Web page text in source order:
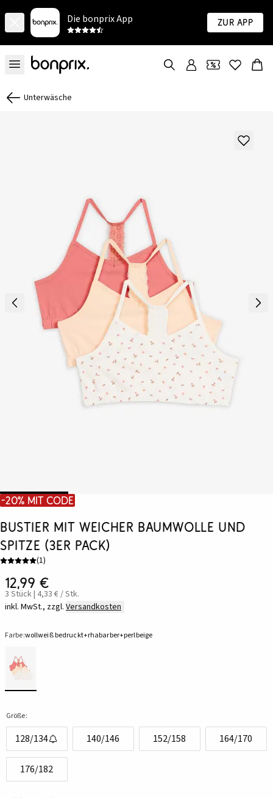
Die bonprix App Zur App
Unterwäsche
-20% mit Code
Bustier mit weicher Baumwolle und
Spitze (3er Pack)
(1)
12,99 €
3 Stück | 4,33 € / Stk.
inkl. MwSt., zzgl. Versandkosten
Farbe:wollweiß bedruckt+rhabarber+perlbeige
Größe:
128/134 140/146 152/158 164/170
176/182